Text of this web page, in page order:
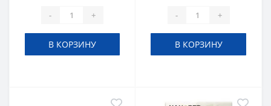
- +
В КОРЗИНУ
- +
В КОРЗИНУ